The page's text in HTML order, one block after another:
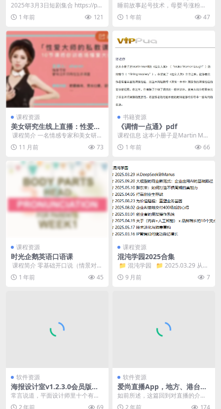
享2025年3月3日
2025年3月3日短剧集合 https://pa
n.quark.cn/s/aee...
1 年前 121
粉，70%女粉，百分百原创
睡前故事起号技术，母婴号涨粉，7
0%女粉，百分百原创 课程内容: 01.
第一节 ...
1 年前 47
课程资源
美女研究生线上直播：性爱大
师私教课
​ 课程简介 一名情感专家和美女研究
生。 课程通过直播形式进行，旨在
教授学员如何...
11 月前 73
书籍资源
《调情一点通》pdf
课程信息 这本小册子是Martin Mer
rill的《逗女人笑》(“Make W...
1 年前 66
课程资源
时光企鹅英语口语课
​ 课程简介 零基础开口说（情景对话
+发音纠正+流利表达训练） http
s://...1 年前 45
课程资源
混沌学园2025合集
​ 📁 混沌学园 📁 2025.03.29 从D
eepSeek到M...
9 月前 7
软件资源
海报设计室v1.2.3.0会员版，
一键制作精美的海报！
常言说道，平面设计师里十个有九
个都在套模板，而仅有一个会真正
2 年前 69
软件资源
爱尚直播App，地方、港台齐
全，新版热乎刚出
如前所述，这篇回到对直播的介
绍，把我长期测试下来最靠谱、维
2 年前 174